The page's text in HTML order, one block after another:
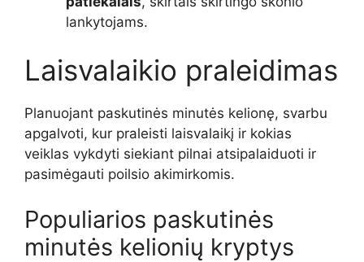
lankytojams.
Laisvalaikio praleidimas
Planuojant paskutinės minutės kelionę, svarbu
apgalvoti, kur praleisti laisvalaikį ir kokias
veiklas vykdyti siekiant pilnai atsipalaiduoti ir
pasimėgauti poilsio akimirkomis.
Populiarios paskutinės
minutės kelionių kryptys